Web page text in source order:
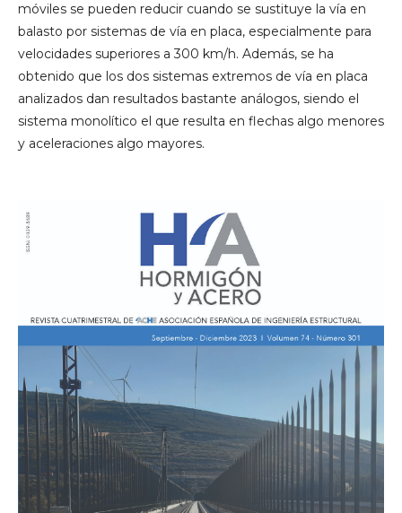
móviles se pueden reducir cuando se sustituye la vía en
balasto por sistemas de vía en placa, especialmente para
velocidades superiores a 300 km/h. Además, se ha
obtenido que los dos sistemas extremos de vía en placa
analizados dan resultados bastante análogos, siendo el
sistema monolítico el que resulta en flechas algo menores
y aceleraciones algo mayores.